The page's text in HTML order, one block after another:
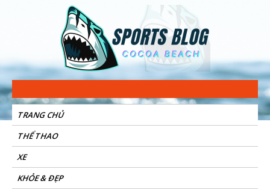
Sports Blog
Cocoa Beach
TRANG CHỦ
THỂ THAO
XE
KHỎE & ĐẸP